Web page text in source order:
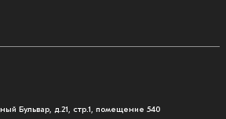
Бульвар, д.21, стр.1, помещение 540